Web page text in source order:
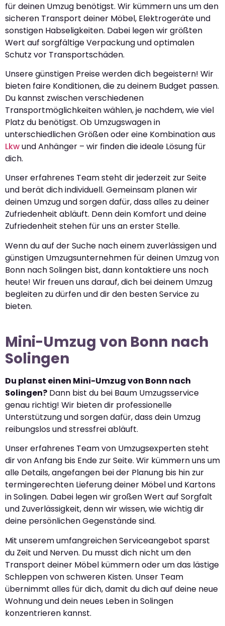
für deinen Umzug benötigst. Wir kümmern uns um den
sicheren Transport deiner Möbel, Elektrogeräte und
sonstigen Habseligkeiten. Dabei legen wir größten
Wert auf sorgfältige Verpackung und optimalen
Schutz vor Transportschäden.
Unsere günstigen Preise werden dich begeistern! Wir
bieten faire Konditionen, die zu deinem Budget passen.
Du kannst zwischen verschiedenen
Transportmöglichkeiten wählen, je nachdem, wie viel
Platz du benötigst. Ob Umzugswagen in
unterschiedlichen Größen oder eine Kombination aus
Lkwund Anhänger – wir finden die ideale Lösung für
dich.
Unser erfahrenes Team steht dir jederzeit zur Seite
und berät dich individuell. Gemeinsam planen wir
deinen Umzug und sorgen dafür, dass alles zu deiner
Zufriedenheit abläuft. Denn dein Komfort und deine
Zufriedenheit stehen für uns an erster Stelle.
Wenn du auf der Suche nach einem zuverlässigen und
günstigen Umzugsunternehmen für deinen Umzug von
Bonn nach Solingen bist, dann kontaktiere uns noch
heute! Wir freuen uns darauf, dich bei deinem Umzug
begleiten zu dürfen und dir den besten Service zu
bieten.
Mini-Umzug von Bonn nach
Solingen
Du planst einen Mini-Umzug von Bonn nach
Solingen? Dann bist du bei Baum Umzugsservice
genau richtig! Wir bieten dir professionelle
Unterstützung und sorgen dafür, dass dein Umzug
reibungslos und stressfrei abläuft.
Unser erfahrenes Team von Umzugsexperten steht
dir von Anfang bis Ende zur Seite. Wir kümmern uns um
alle Details, angefangen bei der Planung bis hin zur
termingerechten Lieferung deiner Möbel und Kartons
in Solingen. Dabei legen wir großen Wert auf Sorgfalt
und Zuverlässigkeit, denn wir wissen, wie wichtig dir
deine persönlichen Gegenstände sind.
Mit unserem umfangreichen Serviceangebot sparst
du Zeit und Nerven. Du musst dich nicht um den
Transport deiner Möbel kümmern oder um das lästige
Schleppen von schweren Kisten. Unser Team
übernimmt alles für dich, damit du dich auf deine neue
Wohnung und dein neues Leben in Solingen
konzentrieren kannst.